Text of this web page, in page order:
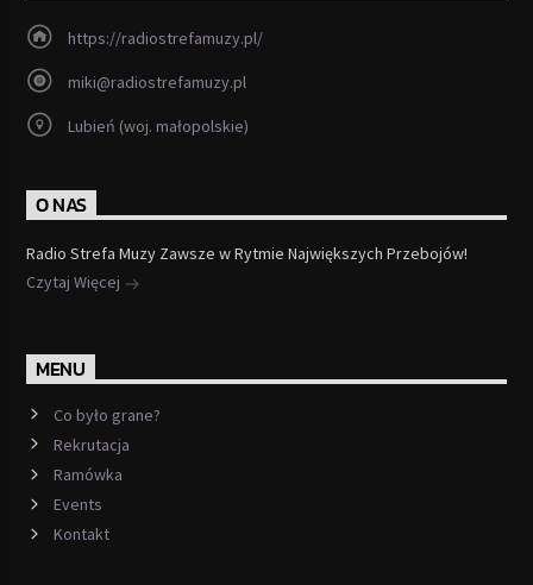
https://radiostrefamuzy.pl/
miki@radiostrefamuzy.pl
Lubień (woj. małopolskie)
O NAS
Radio Strefa Muzy Zawsze w Rytmie Największych Przebojów!
Czytaj Więcej
MENU
Co było grane?
Rekrutacja
Ramówka
Events
Kontakt